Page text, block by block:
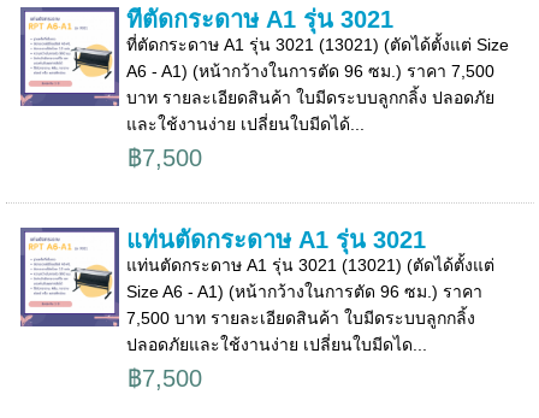
ที่ตัดกระดาษ A1 รุ่น 3021
ที่ตัดกระดาษ A1 รุ่น 3021 (13021) (ตัดได้ตั้งแต่ Size
A6 - A1) (หน้ากว้างในการตัด 96 ซม.) ราคา 7,500
บาท รายละเอียดสินค้า ใบมีดระบบลูกกลิ้ง ปลอดภัย
และใช้งานง่าย เปลี่ยนใบมีดได้...
฿7,500
แท่นตัดกระดาษ A1 รุ่น 3021
แท่นตัดกระดาษ A1 รุ่น 3021 (13021) (ตัดได้ตั้งแต่
Size A6 - A1) (หน้ากว้างในการตัด 96 ซม.) ราคา
7,500 บาท รายละเอียดสินค้า ใบมีดระบบลูกกลิ้ง
ปลอดภัยและใช้งานง่าย เปลี่ยนใบมีดได...
฿7,500